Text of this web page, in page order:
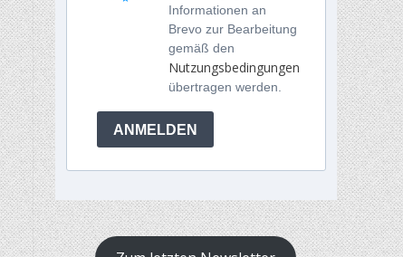
Informationen an
Brevo zur Bearbeitung
gemäß den
Nutzungsbedingungen
übertragen werden.
ANMELDEN